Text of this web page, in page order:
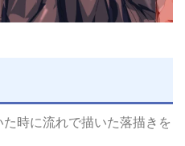
時に流れで描いた落描きを